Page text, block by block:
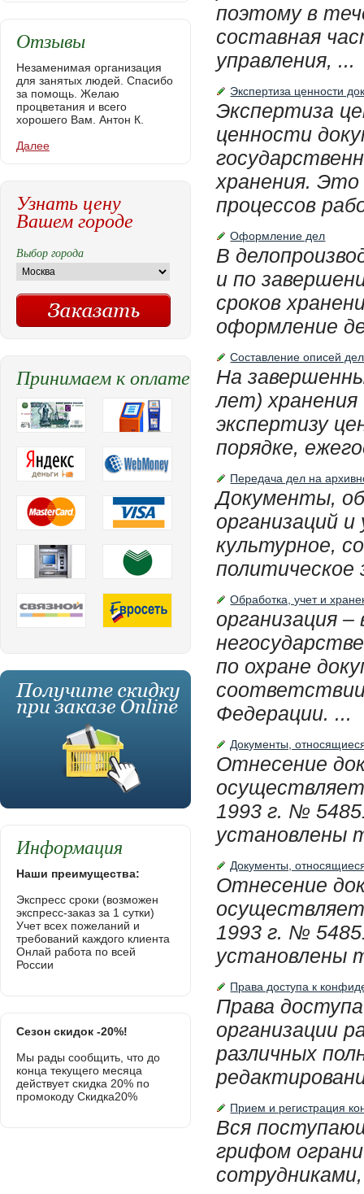
поэтому в
составная
управления, ...
Экспертиза ценности
Экспертиза
ценности
хранения.
процессов
Оформление дел
В
и по
сроков
оформление
Составление описей дел
На
лет)
экспертизу
порядке,
Передача дел на
Документы,
организаций
культурное,
политическое
Обработка, учет и
организация
по охране
Федерации. ...
Документы,
Отнесение
1993 г. №
установлены
Документы,
Отнесение
1993 г. №
установлены
Права доступа к
Права
организации
различных
Прием и регистрация
Вся
грифом
Отзывы
Незаменимая организация
для занятых людей. Спасибо
за помощь. Желаю
процветания и всего
хорошего Вам. Антон К.
Далее
Узнать цену
Вашем городе
Выбор города
Принимаем к оплате
Информация
Наши преимущества:
Экспресс сроки (возможен
экспресс-заказ за 1 сутки)
Учет всех пожеланий и
требований каждого клиента
Онлай работа по всей
России
Сезон скидок -20%!
Мы рады сообщить, что до
конца текущего месяца
действует скидка 20% по
промокоду Скидка20%